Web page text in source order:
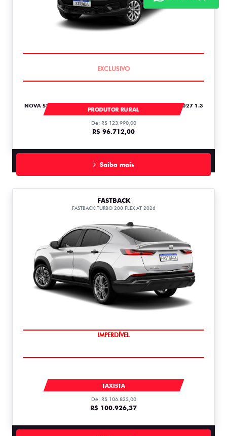
NOVA STRADA STRADA FREEDOM CABINE PLUS 1.3 FLEX 2027 1.3
PRODUTOR RURAL
De: R$ 123.990,00
R$ 96.712,00
Saiba mais
FASTBACK
FASTBACK TURBO 200 FLEX AT 2026
IMPERDÍVEL
TAXISTA
De: R$ 106.823,00
R$ 100.926,37